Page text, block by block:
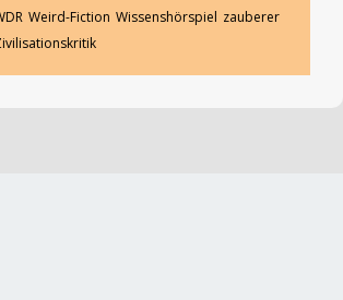
Weird-Fiction Wissenshörspiel zauberer